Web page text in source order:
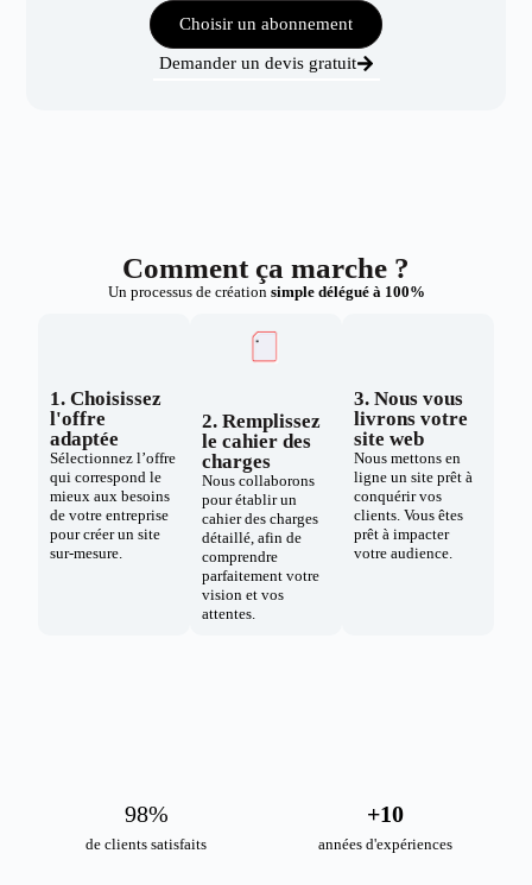
Choisir un abonnement
Demander un devis gratuit
Comment ça marche ?
Un processus de création simple délégué à 100%
1. Choisissez
l'offre
adaptée
Sélectionnez l’offre
qui correspond le
mieux aux besoins
de votre entreprise
pour créer un site
sur-mesure.
2. Remplissez
le cahier des
charges
Nous collaborons
pour établir un
cahier des charges
détaillé, afin de
comprendre
parfaitement votre
vision et vos
attentes.
3. Nous vous
livrons votre
site web
Nous mettons en
ligne un site prêt à
conquérir vos
clients. Vous êtes
prêt à impacter
votre audience.
de clients satisfaits
98%
années d'expériences
+10